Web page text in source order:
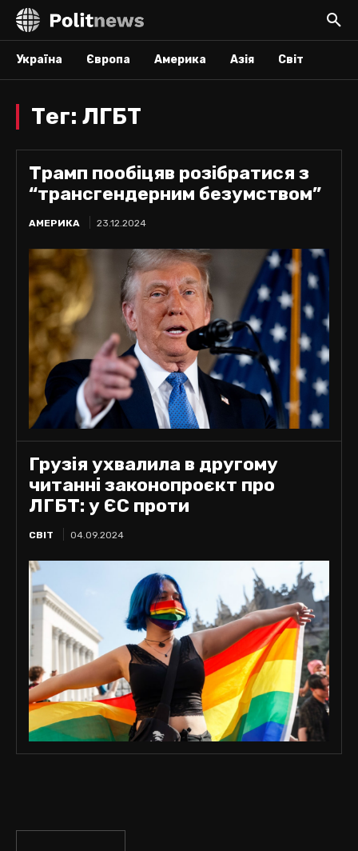
Україна Європа Америка Азія Світ
Тег: ЛГБТ
Трамп пообіцяв розібратися з
“трансгендерним безумством”
АМЕРИКА 23.12.2024
Грузія ухвалила в другому
читанні законопроєкт про
ЛГБТ: у ЄС проти
СВІТ 04.09.2024